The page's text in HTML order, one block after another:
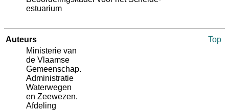
estuarium
Auteurs
Top
Ministerie van
de Vlaamse
Gemeenschap.
Administratie
Waterwegen
en Zeewezen.
Afdeling